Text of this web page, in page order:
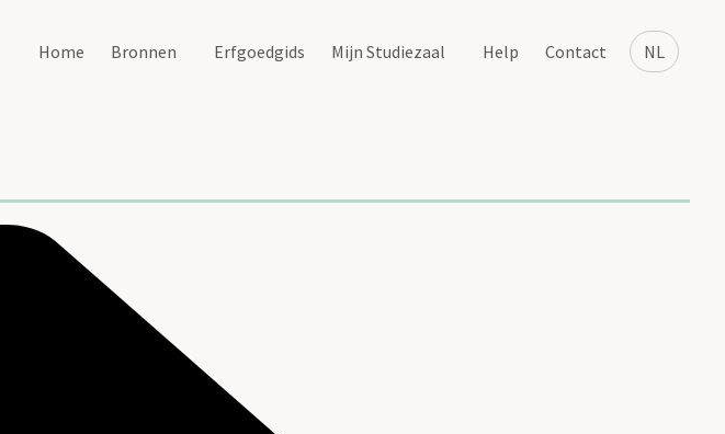
NL
Home Bronnen Erfgoedgids Mijn Studiezaal Help Contact